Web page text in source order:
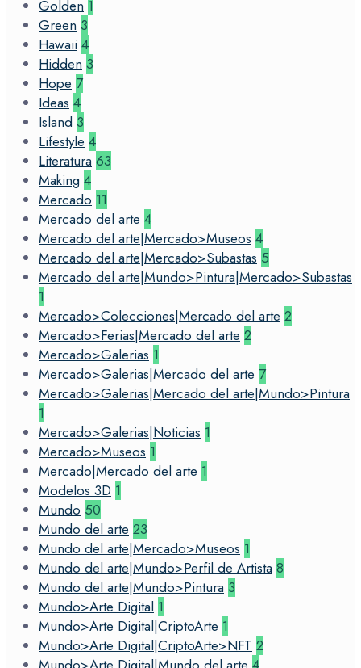
Golden 1
Green 3
Hawaii 4
Hidden 3
Hope 7
Ideas 4
Island 3
Lifestyle 4
Literatura 63
Making 4
Mercado 11
Mercado del arte 4
Mercado del arte|Mercado>Museos 4
Mercado del arte|Mercado>Subastas 5
Mercado del arte|Mundo>Pintura|Mercado>Subastas
1
Mercado>Colecciones|Mercado del arte 2
Mercado>Ferias|Mercado del arte 2
Mercado>Galerias 1
Mercado>Galerias|Mercado del arte 7
Mercado>Galerias|Mercado del arte|Mundo>Pintura
1
Mercado>Galerias|Noticias 1
Mercado>Museos 1
Mercado|Mercado del arte 1
Modelos 3D 1
Mundo 50
Mundo del arte 23
Mundo del arte|Mercado>Museos 1
Mundo del arte|Mundo>Perfil de Artista 8
Mundo del arte|Mundo>Pintura 3
Mundo>Arte Digital 1
Mundo>Arte Digital|CriptoArte 1
Mundo>Arte Digital|CriptoArte>NFT 2